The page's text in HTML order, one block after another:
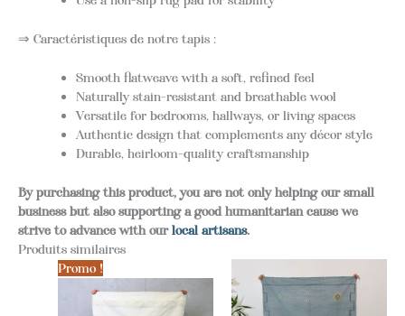
⇒ Caractéristiques de notre tapis :
Smooth flatweave with a soft, refined feel
Naturally stain-resistant and breathable wool
Versatile for bedrooms, hallways, or living spaces
Authentic design that complements any décor style
Durable, heirloom-quality craftsmanship
By purchasing this product, you are not only helping our small
business but also supporting a good humanitarian cause we
strive to advance with ourlocal artisans.
Produits similaires
Promo !